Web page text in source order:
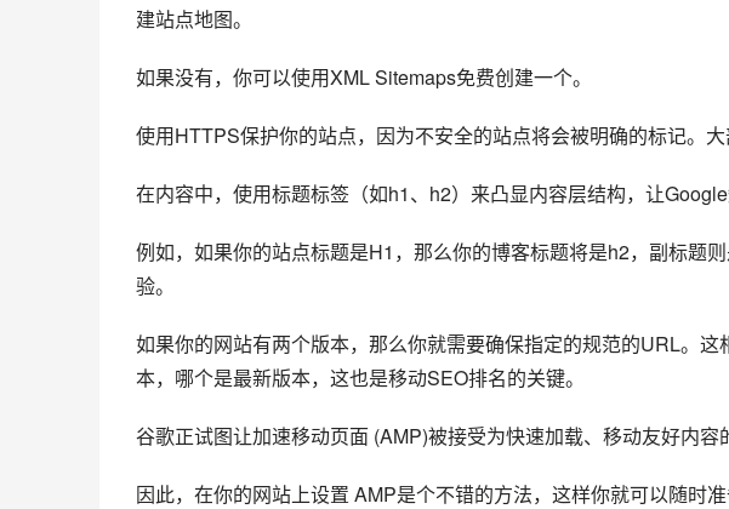
建站点地图。
如果没有，你可以使用XML Sitemaps免费创建一个。
使用HTTPS保护你的站点，因为不安全的站点将会被明确的标记。大
在内容中，使用标题标签（如h1、h2）来凸显内容层结构，让
例如，如果你的站点标题是H1，那么你的博客标题将是h2，副标题
验。
如果你的网站有两个版本，那么你就需要确保指定的规范的URL。
本，哪个是最新版本，这也是移动SEO排名的关键。
谷歌正试图让加速移动页面 (AMP)被接受为快速加载、移动友好内容
因此，在你的网站上设置 AMP是个不错的方法，这样你就可以随时